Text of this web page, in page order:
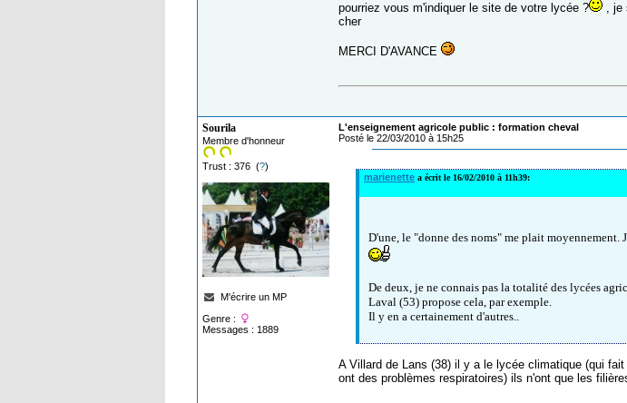
pourriez vous m'indiquer le site de votre lycée ?
, je
cher
MERCI D'AVANCE
Sourila
Membre d'honneur
Trust : 376 (?)
M'écrire un MP
Genre :
Messages : 1889
L'enseignement agricole public : formation cheval
Posté le 22/03/2010 à 15h25
marienette a écrit le 16/02/2010 à 11h39:
D'une, le "donne des noms" me plait
De deux, je ne connais pas la totalité des lycées
Laval (53) propose cela, par exemple.
Il y en a certainement d'autres..
A Villard de Lans (38) il y a le lycée climatique (qui
ont des problèmes respiratoires) ils n'ont que les